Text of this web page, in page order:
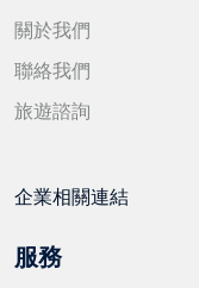
關於我們
聯絡我們
旅遊諮詢
企業相關連結
服務